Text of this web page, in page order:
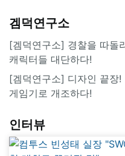
겜덕연구소
[겜덕연구소] 경찰을 따돌
캐릭터들 대단하다!
[겜덕연구소] 디자인 끝장
게임기로 개조하다!
인터뷰